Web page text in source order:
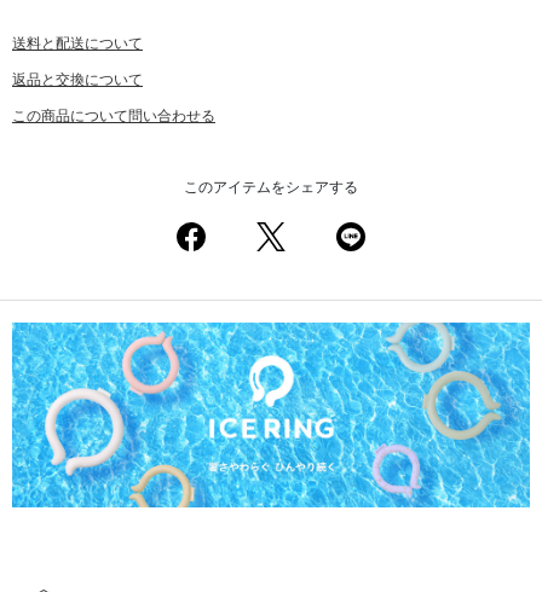
送料と配送について
返品と交換について
この商品について問い合わせる
このアイテムをシェアする